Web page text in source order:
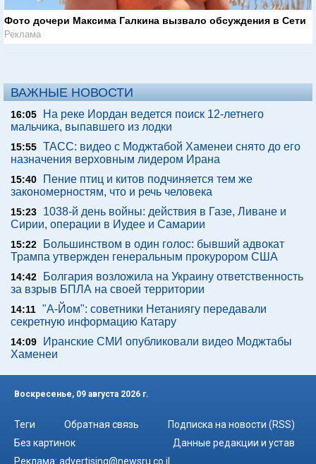
Фото дочери Максима Галкина вызвало обсуждения в Сети
Реклама
ВАЖНЫЕ НОВОСТИ
16:05
На реке Иордан ведется поиск 12-летнего
мальчика, выпавшего из лодки
15:55 ТАСС: видео с Моджтабой Хаменеи снято до его
назначения верховным лидером Ирана
15:40
Пение птиц и китов подчиняется тем же
закономерностям, что и речь человека
15:23
1038-й день войны: действия в Газе, Ливане и
Сирии, операции в Иудее и Самарии
15:22
Большинством в один голос: бывший адвокат
Трампа утвержден генеральным прокурором США
14:42
Болгария возложила на Украину ответственность
за взрыв БПЛА на своей территории
14:11 "А-Йом": советники Нетаниягу передавали
секретную информацию Катару
14:09
Иранские СМИ опубликовали видео Моджтабы
Хаменеи
Воскресенье, 09 августа 2026 г.
Теги Обратная связь
Подписка на новости (RSS)
Без картинок
Данные редакции и устав
Реклама: advertising@newsru.co.il